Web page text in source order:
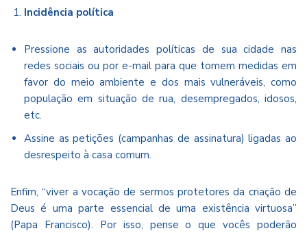
Incidência política
Pressione as autoridades políticas de sua cidade nas
redes sociais ou por e-mail para que tomem medidas em
favor do meio ambiente e dos mais vulneráveis, como
população em situação de rua, desempregados, idosos,
etc.
Assine as petições (campanhas de assinatura) ligadas ao
desrespeito à casa comum.
Enfim, “viver a vocação de sermos protetores da criação de
Deus é uma parte essencial de uma existência virtuosa”
(Papa Francisco). Por isso, pense o que vocês poderão